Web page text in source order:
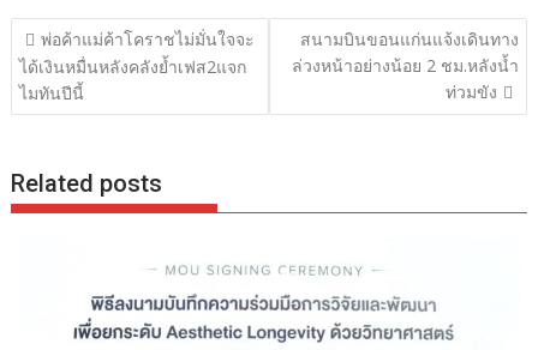
แนะแนว
เรื่อง
พ่อค้าแม่ค้าโคราชไม่มั่นใจจะ
ได้เงินหมื่นหลังคลังย้ำเฟส2แจก
ไมทันปีนี้
สนามบินขอนแก่นแจ้งเดินทาง
ล่วงหน้าอย่างน้อย 2 ชม.หลังน้ำ
ท่วมขัง
Related posts